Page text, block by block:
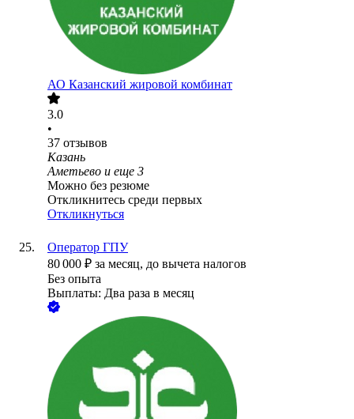
АО Казанский жировой комбинат
3.0
•
37 отзывов
Казань
Аметьево и еще 3
Можно без резюме
Откликнитесь среди первых
Откликнуться
Оператор ГПУ
80 000 ₽ за месяц, до вычета налогов
Без опыта
Выплаты: Два раза в месяц